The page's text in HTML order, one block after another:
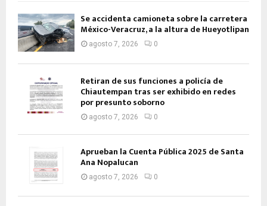
Se accidenta camioneta sobre la carretera
México-Veracruz, a la altura de Hueyotlipan
agosto 7, 2026 0
Retiran de sus funciones a policía de
Chiautempan tras ser exhibido en redes
por presunto soborno
agosto 7, 2026 0
Aprueban la Cuenta Pública 2025 de Santa
Ana Nopalucan
agosto 7, 2026 0